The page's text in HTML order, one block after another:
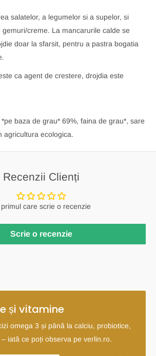
salatelor, a legumelor si a supelor, si
creme. La mancarurile calde se
doar la sfarsit, pentru a pastra bogatia
ca agent de crestere, drojdia este
baza de grau* 69%, faina de grau*, sare
agricultura ecologica.
Recenzii Clienți
primul care scrie o recenzie
Scrie o recenzie
și vitamine
omega 3 și până la calciu, probiotice,
iată ce poți observa pe verlin.ro.